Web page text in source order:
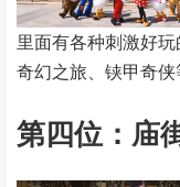
里面有各种刺激好
奇幻之旅、铗甲奇
第四位：庙